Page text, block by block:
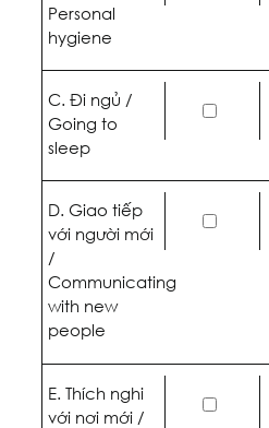
Personal
hygiene
C. Đi ngủ /
Going to
sleep
D. Giao tiếp
với người mới
/
Communicating
with new
people
E. Thích nghi
với nơi mới /